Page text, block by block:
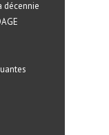
décennie